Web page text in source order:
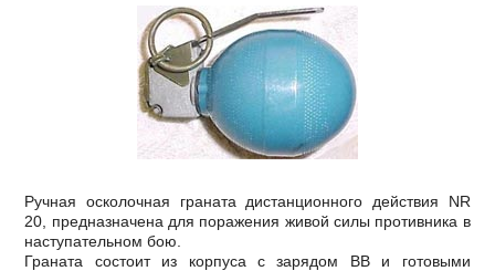
Ручная осколочная граната дистанционного действия NR
20, предназначена для поражения живой силы противника в
наступательном бою.
Граната состоит из корпуса с зарядом ВВ и готовыми